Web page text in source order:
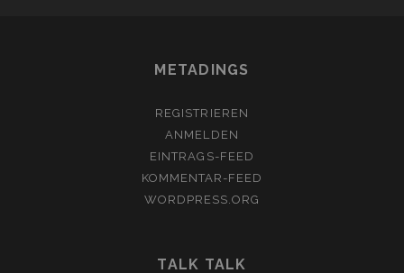
METADINGS
REGISTRIEREN
ANMELDEN
EINTRAGS-FEED
KOMMENTAR-FEED
WORDPRESS.ORG
TALK TALK